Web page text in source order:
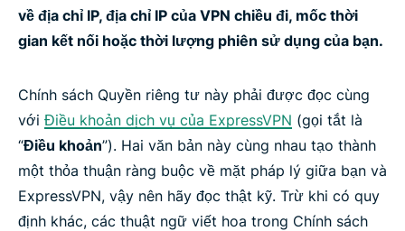
về địa chỉ IP, địa chỉ IP của VPN chiều đi, mốc thời
gian kết nối hoặc thời lượng phiên sử dụng của bạn.
Chính sách Quyền riêng tư này phải được đọc cùng
với Điều khoản dịch vụ của ExpressVPN (gọi tắt là
“Điều khoản”). Hai văn bản này cùng nhau tạo thành
một thỏa thuận ràng buộc về mặt pháp lý giữa bạn và
ExpressVPN, vậy nên hãy đọc thật kỹ. Trừ khi có quy
định khác, các thuật ngữ viết hoa trong Chính sách